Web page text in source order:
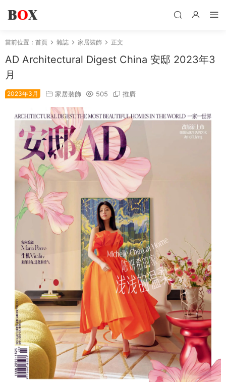
當前位置： 首頁 雜誌 家居裝飾 正文
AD Architectural Digest China 安邸 2023年3
月
2023年3月 家居裝飾 505 推廣